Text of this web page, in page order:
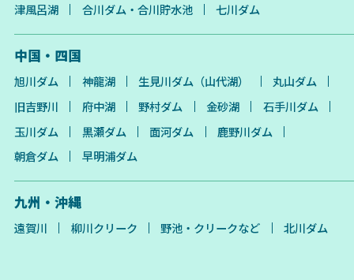
津風呂湖
合川ダム・合川貯水池 七川ダム
中国・四国
旭川ダム 神龍湖 生見川ダム（山代湖）
丸山ダム
旧吉野川
府中湖 野村ダム 金砂湖
石手川ダム
玉川ダム
黒瀬ダム 面河ダム
鹿野川ダム
朝倉ダム
早明浦ダム
九州・沖縄
遠賀川 柳川クリーク 野池・クリークなど 北川ダム